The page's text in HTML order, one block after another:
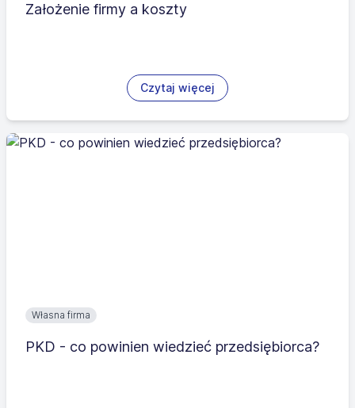
Założenie firmy a koszty
Czytaj więcej
Własna firma
PKD - co powinien wiedzieć przedsiębiorca?